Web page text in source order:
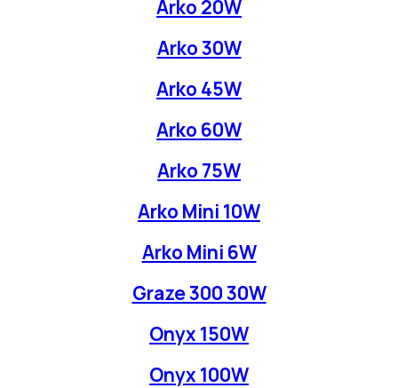
Arko 20W
Arko 30W
Arko 45W
Arko 60W
Arko 75W
Arko Mini 10W
Arko Mini 6W
Graze 300 30W
Onyx 150W
Onyx 100W